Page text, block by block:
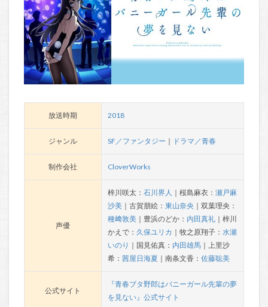
放送時期 2018
ジャンル SF／ファンタジー ｜ ドラマ／青春
制作会社 CloverWorks
声優
梓川咲太： 石川界人 ｜桜島麻衣： 瀬戸麻
沙美｜古賀朋絵： 東山奈央｜双葉理央：
種﨑敦美｜豊浜のどか： 内田真礼｜梓川
かえで： 久保ユリカ ｜牧之原翔子： 水瀬
いのり ｜国見佑真： 内田雄馬｜上里沙
希： 茜屋日海夏 ｜南条文香： 佐藤聡美
公式サイト
『青春ブタ野郎はバニーガール先輩の夢
を見ない』公式サイト